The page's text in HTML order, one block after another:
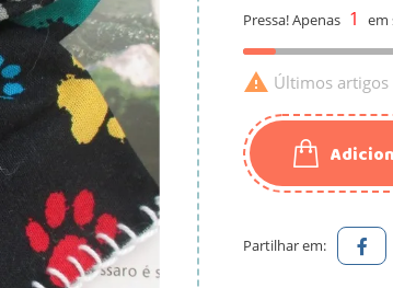
Pressa! Apenas 1 em
 Últimos artigos
Partilhar em: